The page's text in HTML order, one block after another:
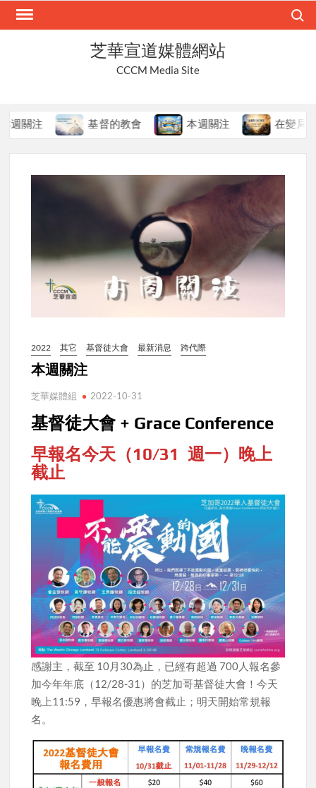
Skip
芝華宣道媒體網站
CCCM Media Site
基督的教會 本週關注 在變局中持守
2022 其它 基督徒大會 最新消息 跨代際
本週關注
芝華媒體組 2022-10-31
基督徒大會 + Grace Conference
早報名今天（10/31 週一）晚上
截止
感謝主，截至 10月30為止，已經有超過 700人報名參
加今年年底（12/28-31）的芝加哥基督徒大會！今天
晚上11:59，早報名優惠將會截止；明天開始常規報
名。